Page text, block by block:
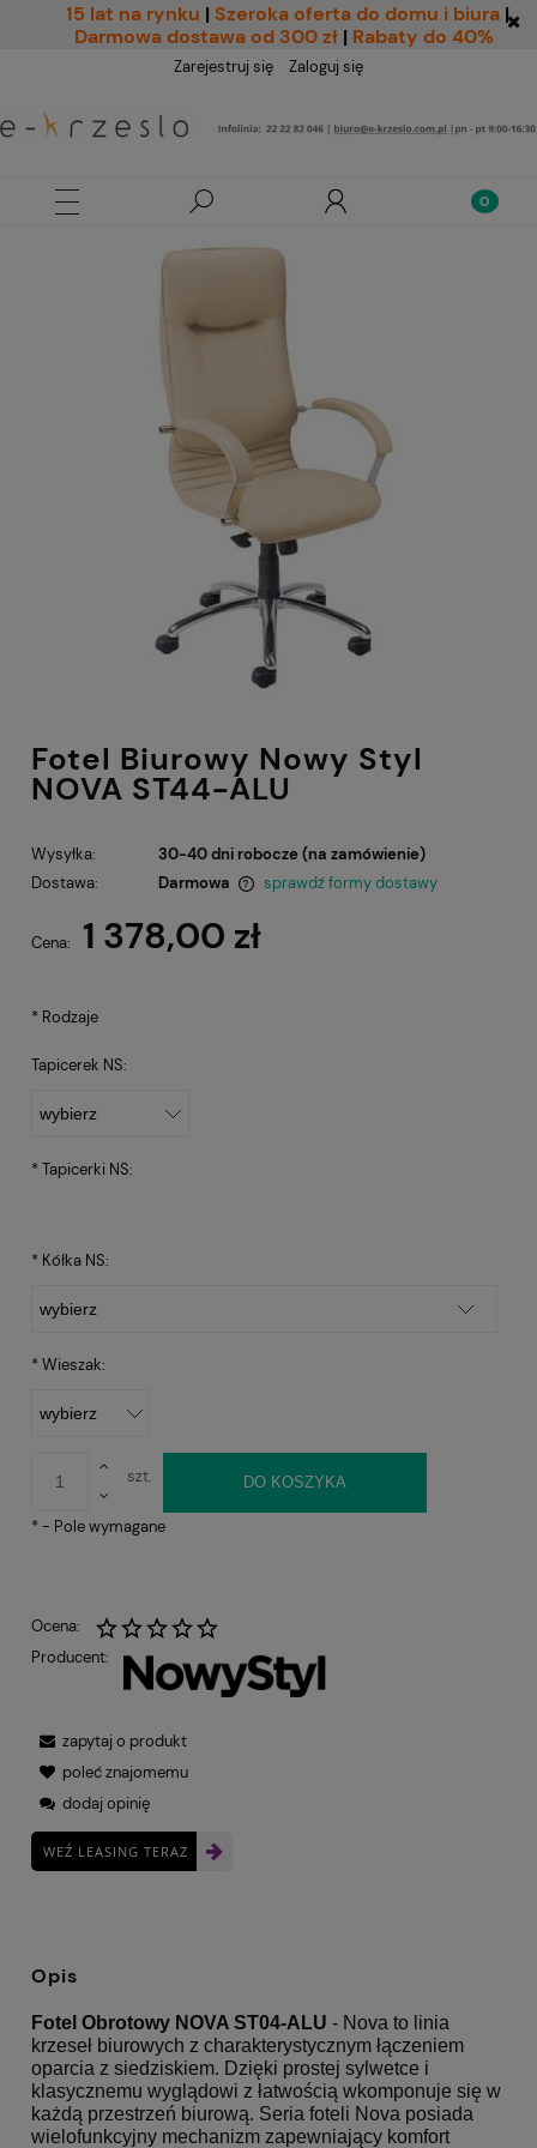
15 lat na rynku | Szeroka oferta do domu i biura |
Darmowa dostawa od 300 zł | Rabaty do 40%
Zarejestruj się Zaloguj się
Fotel Biurowy Nowy Styl
NOVA ST44-ALU
Wysyłka:
30-40 dni robocze (na zamówienie)
Dostawa:
Darmowa
sprawdź formy dostawy
Cena: 1 378,00 zł
* Rodzaje
Tapicerek NS:
*Tapicerki NS:
* Kółka NS:
*Wieszak:
szt. DO KOSZYKA
*- Pole wymagane
Ocena:
Producent:
zapytaj o produkt
poleć znajomemu
dodaj opinię
WEŹ LEASING TERAZ
Opis
Fotel Obrotowy NOVA ST04-ALU - Nova to linia
krzeseł biurowych z charakterystycznym łączeniem
oparcia z siedziskiem. Dzięki prostej sylwetce i
klasycznemu wyglądowi z łatwością wkomponuje się w
każdą przestrzeń biurową. Seria foteli Nova posiada
wielofunkcyjny mechanizm zapewniający komfort